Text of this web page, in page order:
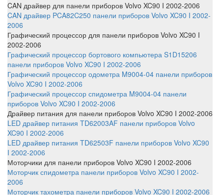
CAN драйвер для панели приборов Volvo XC90 I 2002-2006
CAN драйвер PCA82C250 панели приборов Volvo XC90 I 2002-
2006
Графический процессор для панели приборов Volvo XC90 I
2002-2006
Графический процессор бортового компьютера S1D15206
панели приборов Volvo XC90 I 2002-2006
Графический процессор одометра M9004-04 панели приборов
Volvo XC90 I 2002-2006
Графический процессор спидометра M9004-04 панели
приборов Volvo XC90 I 2002-2006
Драйвер питания для панели приборов Volvo XC90 I 2002-2006
LED драйвер питания TD62003AF панели приборов Volvo
XC90 I 2002-2006
LED драйвер питания TD62503F панели приборов Volvo XC90
I 2002-2006
Моторчики для панели приборов Volvo XC90 I 2002-2006
Моторчик спидометра панели приборов Volvo XC90 I 2002-
2006
Моторчик тахометра панели приборов Volvo XC90 I 2002-2006